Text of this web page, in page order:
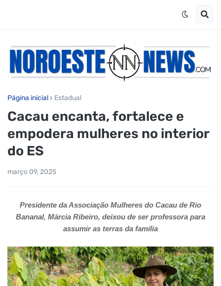
Página inicial Estadual
Cacau encanta, fortalece e
empodera mulheres no interior
do ES
março 09, 2025
Presidente da Associação Mulheres do Cacau de Rio
Bananal, Márcia Ribeiro, deixou de ser professora para
assumir as terras da família